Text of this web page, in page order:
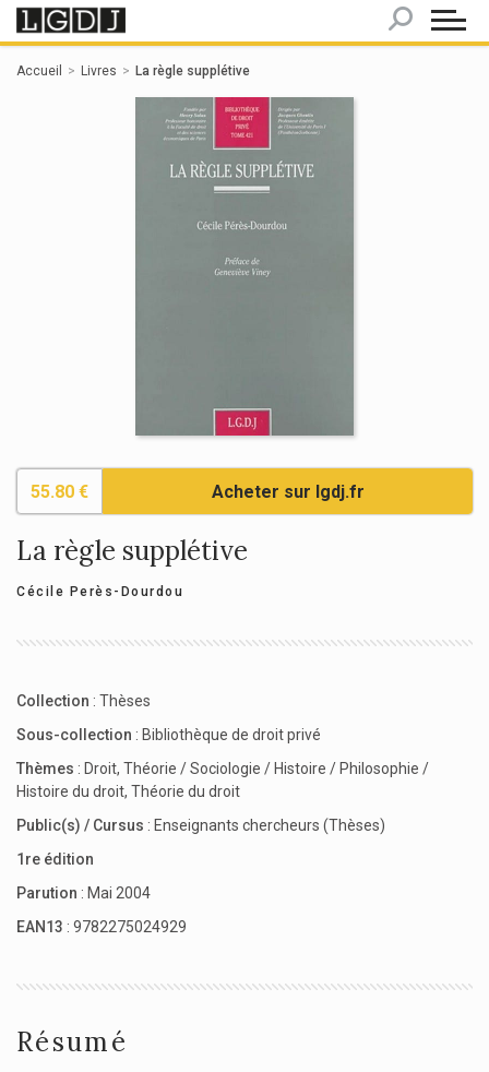
Accueil Livres La règle supplétive
55.80 € Acheter sur lgdj.fr
La règle supplétive
Cécile Perès-Dourdou
Collection : Thèses
Sous-collection : Bibliothèque de droit privé
Thèmes : Droit, Théorie / Sociologie / Histoire / Philosophie /
Histoire du droit, Théorie du droit
Public(s) / Cursus : Enseignants chercheurs (Thèses)
1re édition
Parution : Mai 2004
EAN13 : 9782275024929
Résumé
Panneau de gestion des cookies